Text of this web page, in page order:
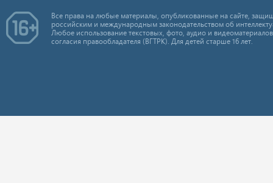
Все права на любые материалы, опубликованные на сайте,
российским и международным законодательством об
Любое использование текстовых, фото, аудио и
согласия правообладателя (ВГТРК). Для детей старше 16 лет.